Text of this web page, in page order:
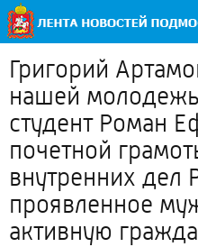
Григорий
нашей
студент Роман
почетной
внутренних дел
проявленное
активную